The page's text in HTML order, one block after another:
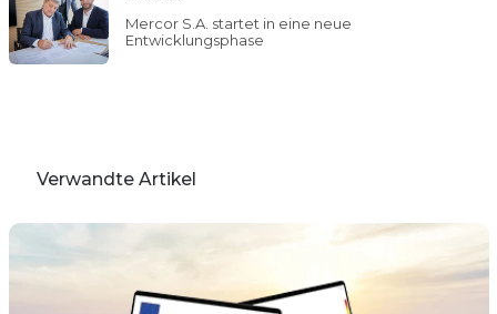
Mercor S.A. startet in eine neue
Entwicklungsphase
Verwandte Artikel